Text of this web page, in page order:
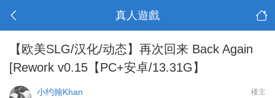
真人遊戲
【欧美SLG/汉化/动态】再次回来 Back Again
[Rework v0.15【PC+安卓/13.31G】
楼主
小约翰Khan